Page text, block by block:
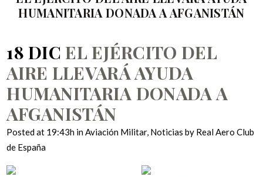
HUMANITARIA DONADA A AFGANISTÁN
18 DIC EL EJÉRCITO DEL
AIRE LLEVARÁ AYUDA
HUMANITARIA DONADA A
AFGANISTÁN
Posted at 19:43h inAviación Militar, Noticias by Real Aero Club
de España